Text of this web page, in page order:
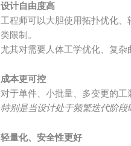
设计自由度高
工程师可以大胆使用拓扑优化、
类限制。
尤其对需要人体工学优化、复杂
成本更可控
对于单件、小批量、多变更的工
特别是当设计处于频繁迭代阶段
轻量化、安全性更好